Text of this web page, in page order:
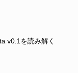
v0.1を読み解く